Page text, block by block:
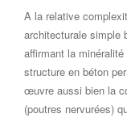
A la relative
architecturale simple
affirmant la
structure en béton
œuvre aussi bien la
(poutres nervurées)